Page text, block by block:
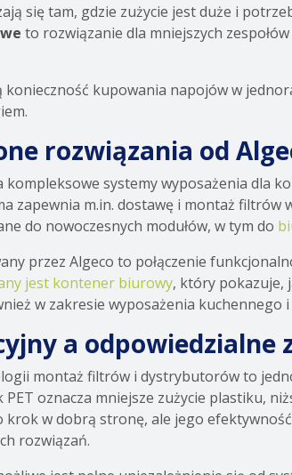
się tam, gdzie zużycie jest duże i
to rozwiązanie dla mniejszych
kupowania napojów w
rozwiązania od
kompleksowe systemy wyposażenia dla
zapewnia m.in. dostawę i montaż filtrów
do nowoczesnych modułów, w tym do
przez Algeco to połączenie
jest kontener biurowy, który pokazuje,
w zakresie wyposażenia kuchennego
a odpowiedzialne
montaż filtrów i dystrybutorów to
oznacza mniejsze zużycie plastiku,
krok w dobrą stronę, ale jego
rozwiązań.